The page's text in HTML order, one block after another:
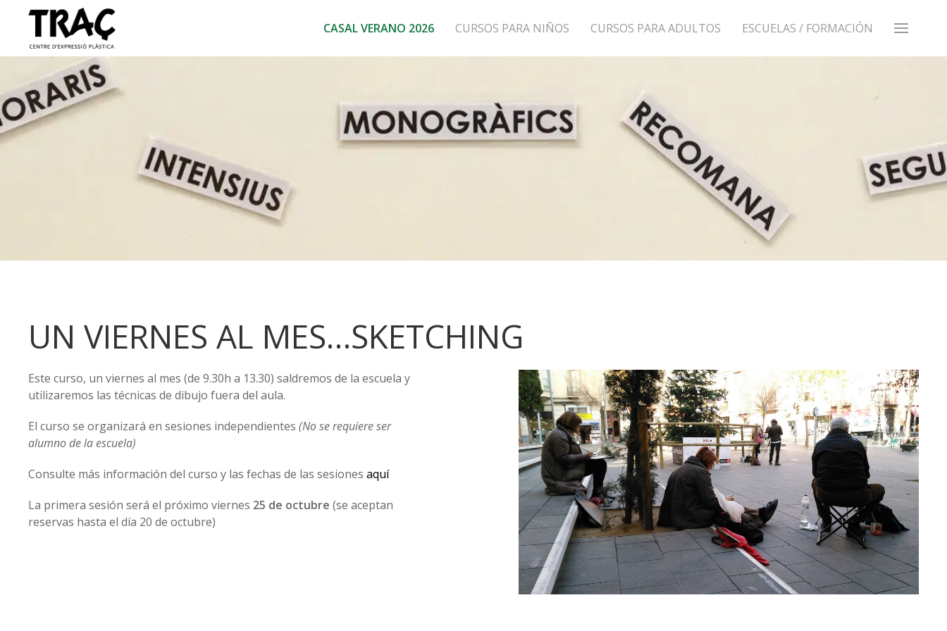
CASAL VERANO 2026 CURSOS PARA NIÑOS CURSOS PARA ADULTOS ESCUELAS / FORMACIÓN
UN VIERNES AL MES…SKETCHING
Este curso, un viernes al mes (de 9.30h a 13.30) saldremos de la escuela y
utilizaremos las técnicas de dibujo fuera del aula.
El curso se organizará en sesiones independientes (No se requiere ser
alumno de la escuela)
Consulte más información del curso y las fechas de las sesiones aquí
La primera sesión será el próximo viernes 25 de octubre (se aceptan
reservas hasta el día 20 de octubre)